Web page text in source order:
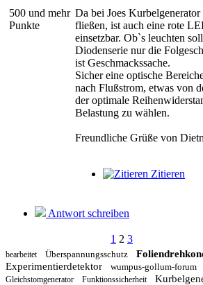
500 und mehr
Punkte
Da bei Joes
fließen, ist auch eine rote
einsetzbar. Ob`s leuchten
Diodenserie nur die
ist Geschmackssache.
Sicher eine optische
nach Flußstrom, etwas von
der optimale
Belastung zu wählen.
Freundliche Grüße von
Zitieren
Antwort schreiben
1 2 3
bearbeitet Überspannungsschutz
Experimentierdetektor
wumpus-gollum-forum
Gleichstomgenerator Funktionssicherheit